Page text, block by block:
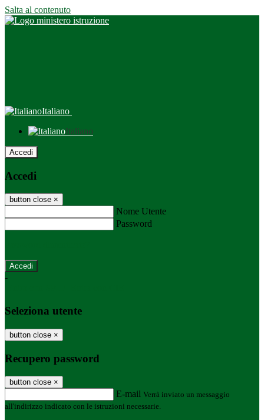
Salta al contenuto
Italiano
Italiano
Accedi
Accedi
button close ×
Nome Utente
Password
-
Seleziona utente
button close ×
Recupero password
button close ×
E-mail Verrà inviato un messaggio
all'indirizzo indicato con le istruzioni necessarie.